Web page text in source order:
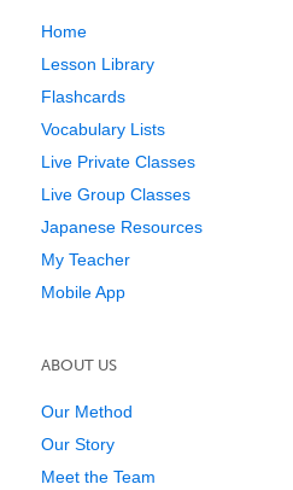
Home
Lesson Library
Flashcards
Vocabulary Lists
Live Private Classes
Live Group Classes
Japanese Resources
My Teacher
Mobile App
ABOUT US
Our Method
Our Story
Meet the Team